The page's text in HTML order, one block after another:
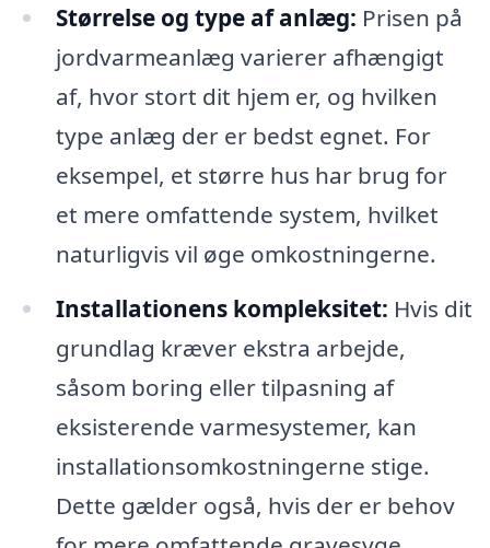
Størrelse og type af anlæg: Prisen på
jordvarmeanlæg varierer afhængigt
af, hvor stort dit hjem er, og hvilken
type anlæg der er bedst egnet. For
eksempel, et større hus har brug for
et mere omfattende system, hvilket
naturligvis vil øge omkostningerne.
Installationens kompleksitet: Hvis dit
grundlag kræver ekstra arbejde,
såsom boring eller tilpasning af
eksisterende varmesystemer, kan
installationsomkostningerne stige.
Dette gælder også, hvis der er behov